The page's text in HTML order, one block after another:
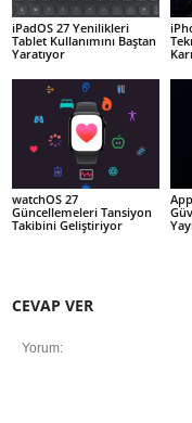
iPadOS 27 Yenilikleri
Tablet Kullanımını Baştan
Yaratıyor
watchOS 27
Güncellemeleri Tansiyon
Takibini Geliştiriyor
CEVAP VER